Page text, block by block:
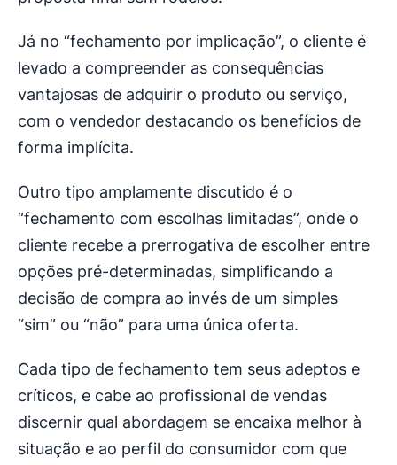
Já no “fechamento por implicação”, o cliente é
levado a compreender as consequências
vantajosas de adquirir o produto ou serviço,
com o vendedor destacando os benefícios de
forma implícita.
Outro tipo amplamente discutido é o
“fechamento com escolhas limitadas”, onde o
cliente recebe a prerrogativa de escolher entre
opções pré-determinadas, simplificando a
decisão de compra ao invés de um simples
“sim” ou “não” para uma única oferta.
Cada tipo de fechamento tem seus adeptos e
críticos, e cabe ao profissional de vendas
discernir qual abordagem se encaixa melhor à
situação e ao perfil do consumidor com que